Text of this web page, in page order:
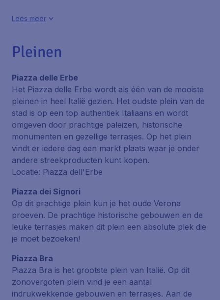
Lees meer
Pleinen
Piazza delle Erbe
Het Piazza delle Erbe wordt als één van de mooiste
pleinen in heel Italië gezien. Het oudste plein van de
stad is op een top authentiek Italiaans en wordt
omgeven door prachtige paleizen, historische
monumenten en gezellige terrasjes. Op het plein
vindt er iedere dag een markt plaats waar je onder
andere streekproducten kunt kopen.
Locatie: Piazza dell'Erbe
Piazza dei Signori
Op dit prachtige plein kun je het oude Verona
proeven. De prachtige historische gebouwen en de
leuke terrasjes maken dit plein een absolute plek die
je moet bezoeken!
Piazza Bra
Piazza Bra is het grootste plein van Italië. Op dit
zonovergoten plein vind je een aantal
indrukwekkende gebouwen en terrasjes. Aan de